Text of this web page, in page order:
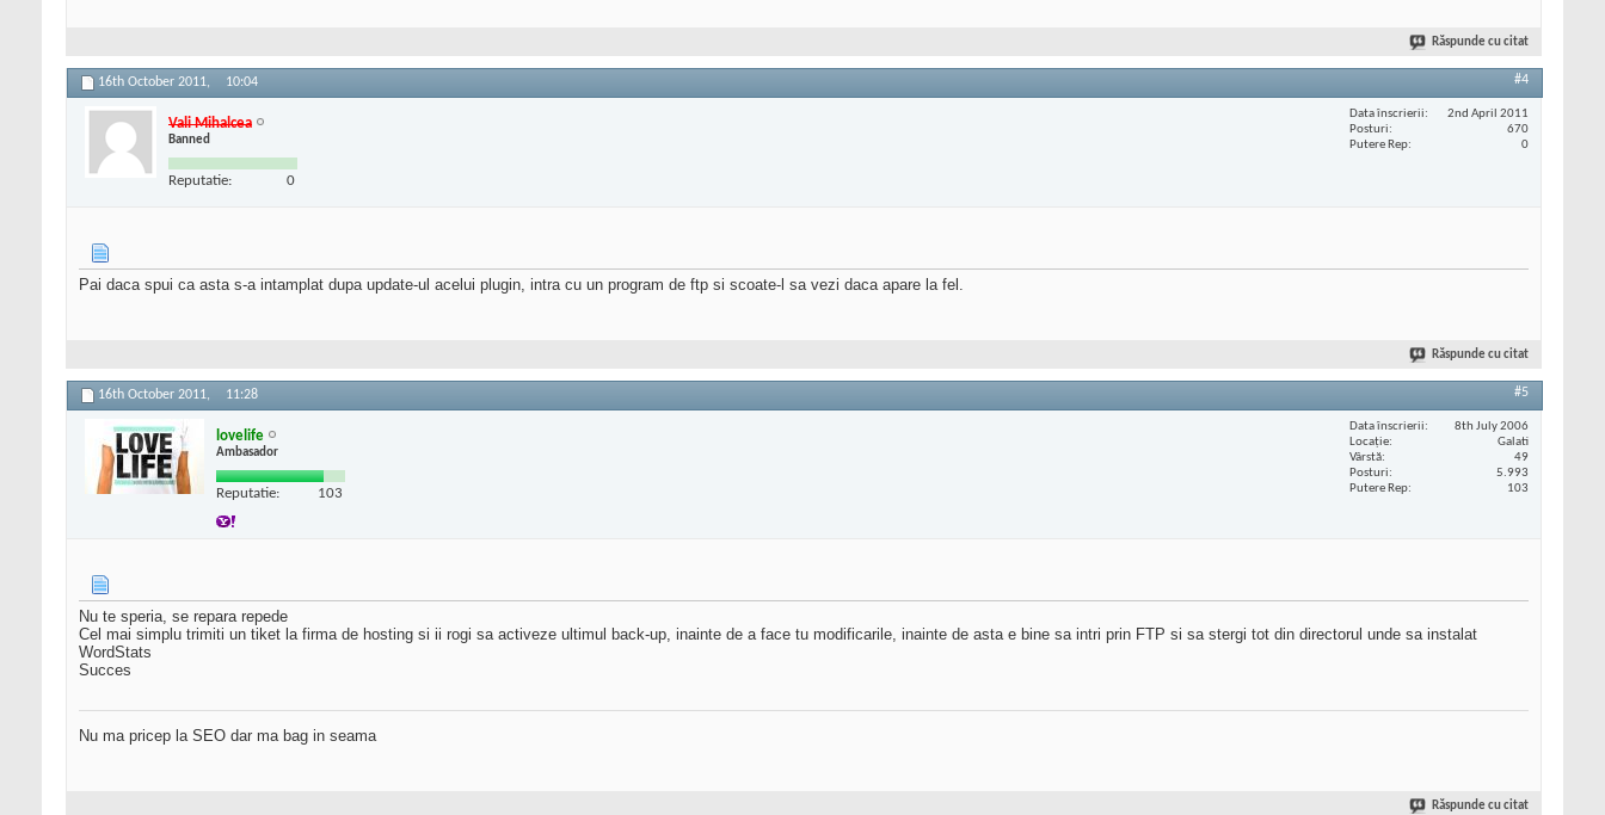
Răspunde cu citat
16th October 2011, 10:04 #4
Vali Mihalcea
Banned
Reputatie: 0
Data înscrierii
2nd April 2011
Posturi
670
Putere Rep
0
Pai daca spui ca asta s-a intamplat dupa update-ul acelui plugin, intra cu un program de ftp si scoate-l sa vezi daca apare la fel.
Răspunde cu citat
16th October 2011, 11:28 #5
lovelife
Ambasador
Reputatie: 103
Data înscrierii
8th July 2006
Locaţie
Galati
Vârstă
49
Posturi
5.993
Putere Rep
103
Nu te speria, se repara repede
Cel mai simplu trimiti un tiket la firma de hosting si ii rogi sa activeze ultimul back-up, inainte de a face tu modificarile, inainte de asta e bine sa intri prin FTP si sa stergi tot din directorul unde sa instalat
WordStats
Succes
Nu ma pricep la SEO dar ma bag in seama
Răspunde cu citat